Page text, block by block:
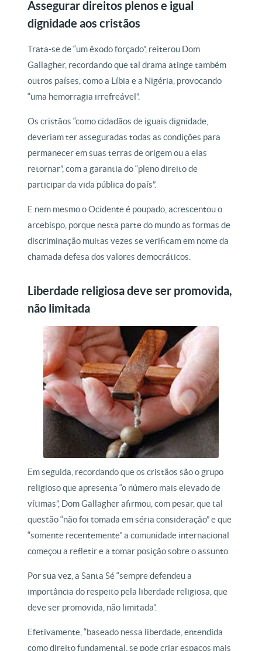
Assegurar direitos plenos e igual
dignidade aos cristãos
Trata-se de “um êxodo forçado”, reiterou Dom
Gallagher, recordando que tal drama atinge também
outros países, como a Líbia e a Nigéria, provocando
“uma hemorragia irrefreável”.
Os cristãos “como cidadãos de iguais dignidade,
deveriam ter asseguradas todas as condições para
permanecer em suas terras de origem ou a elas
retornar”, com a garantia do “pleno direito de
participar da vida pública do país”.
E nem mesmo o Ocidente é poupado, acrescentou o
arcebispo, porque nesta parte do mundo as formas de
discriminação muitas vezes se verificam em nome da
chamada defesa dos valores democráticos.
Liberdade religiosa deve ser promovida,
não limitada
Em seguida, recordando que os cristãos são o grupo
religioso que apresenta “o número mais elevado de
vítimas”, Dom Gallagher afirmou, com pesar, que tal
questão “não foi tomada em séria consideração” e que
“somente recentemente” a comunidade internacional
começou a refletir e a tomar posição sobre o assunto.
Por sua vez, a Santa Sé “sempre defendeu a
importância do respeito pela liberdade religiosa, que
deve ser promovida, não limitada”.
Efetivamente, “baseado nessa liberdade, entendida
como direito fundamental, se pode criar espaços mais